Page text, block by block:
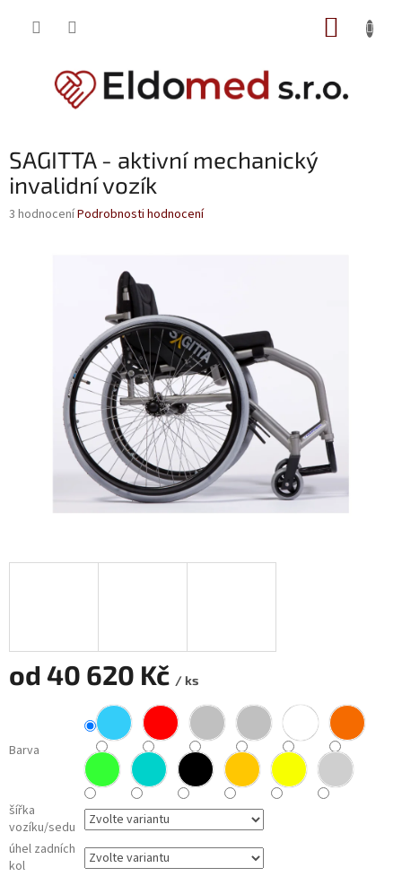
SAGITTA - aktivní mechanický
invalidní vozík
Průměrné
3 hodnoceníPodrobnosti hodnocení
od 40 620 Kč / ks
Barva
šířka
vozíku/sedu
úhel zadních
kol